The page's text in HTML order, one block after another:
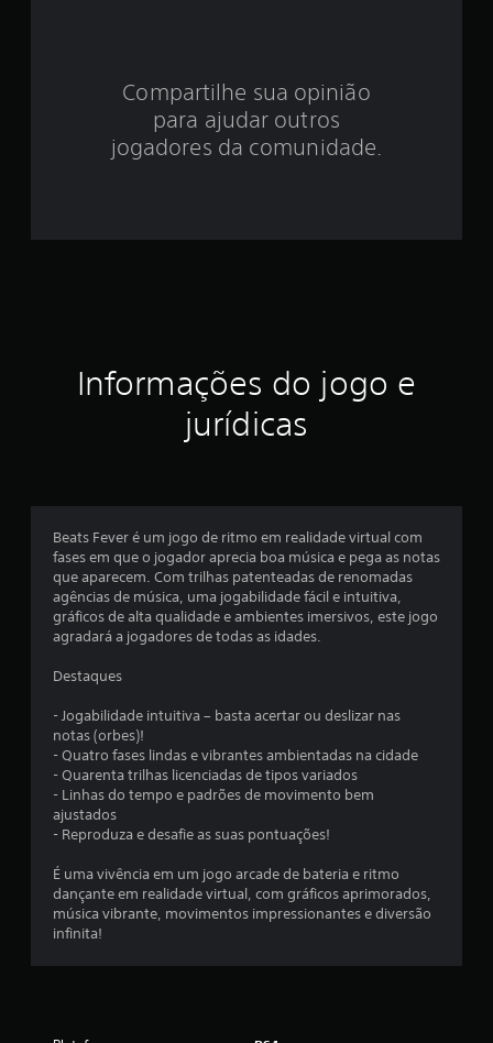
e
s
e
m
u
t
o
d
e
Compartilhe sua opinião
para ajudar outros
jogadores da comunidade.
Informações do jogo e
jurídicas
Beats Fever é um jogo de ritmo em realidade virtual com
fases em que o jogador aprecia boa música e pega as notas
que aparecem. Com trilhas patenteadas de renomadas
agências de música, uma jogabilidade fácil e intuitiva,
gráficos de alta qualidade e ambientes imersivos, este jogo
agradará a jogadores de todas as idades.
Destaques
- Jogabilidade intuitiva – basta acertar ou deslizar nas
notas (orbes)!
- Quatro fases lindas e vibrantes ambientadas na cidade
- Quarenta trilhas licenciadas de tipos variados
- Linhas do tempo e padrões de movimento bem
ajustados
- Reproduza e desafie as suas pontuações!
É uma vivência em um jogo arcade de bateria e ritmo
dançante em realidade virtual, com gráficos aprimorados,
música vibrante, movimentos impressionantes e diversão
infinita!